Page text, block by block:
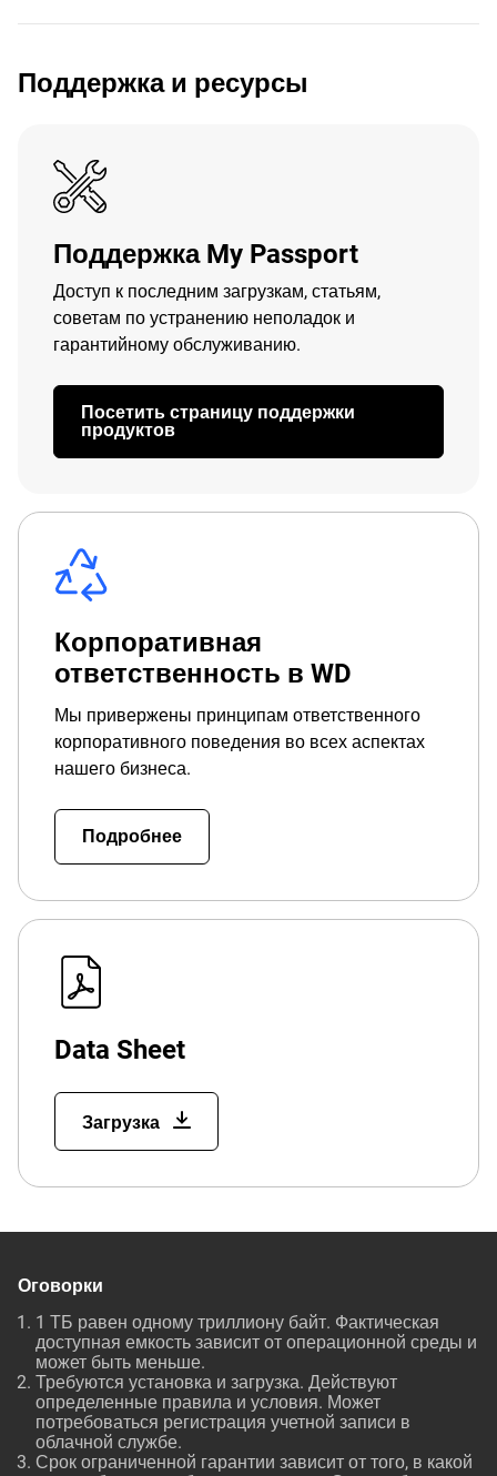
Поддержка и ресурсы
Поддержка My Passport
Доступ к последним загрузкам, статьям,
советам по устранению неполадок и
гарантийному обслуживанию.
Посетить страницу поддержки
продуктов
Корпоративная
ответственность в WD
Мы привержены принципам ответственного
корпоративного поведения во всех аспектах
нашего бизнеса.
Подробнее
Data Sheet
Загрузка
Оговорки
1 ТБ равен одному триллиону байт. Фактическая
доступная емкость зависит от операционной среды и
может быть меньше.
Требуются установка и загрузка. Действуют
определенные правила и условия. Может
потребоваться регистрация учетной записи в
облачной службе.
Срок ограниченной гарантии зависит от того, в какой